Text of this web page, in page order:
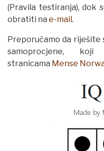
(Pravila testiranja), dok
obratiti na e-mail.
Preporučamo da
samoprocjene,
stranicama Mense